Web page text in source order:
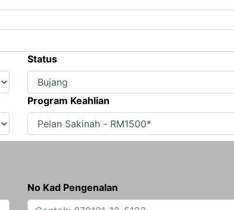
Status
Program Keahlian
No Kad Pengenalan